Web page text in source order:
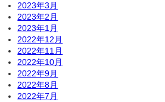
2023年3月
2023年2月
2023年1月
2022年12月
2022年11月
2022年10月
2022年9月
2022年8月
2022年7月